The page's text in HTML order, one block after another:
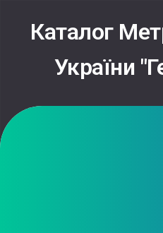
Каталог
України